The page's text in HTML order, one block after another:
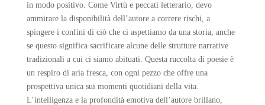
in modo positivo. Come Virtù e peccati letterario, devo
ammirare la disponibilità dell’autore a correre rischi, a
spingere i confini di ciò che ci aspettiamo da una storia, anche
se questo significa sacrificare alcune delle strutture narrative
tradizionali a cui ci siamo abituati. Questa raccolta di poesie è
un respiro di aria fresca, con ogni pezzo che offre una
prospettiva unica sui momenti quotidiani della vita.
L’intelligenza e la profondità emotiva dell’autore brillano,